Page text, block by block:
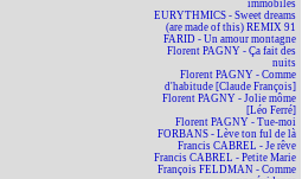
immobiles
EURYTHMICS - Sweet dreams
(are made of this) REMIX 91
FARID - Un amour montagne
Florent PAGNY - Ça fait des
nuits
Florent PAGNY - Comme
d'habitude [Claude François]
Florent PAGNY - Jolie môme
[Léo Ferré]
Florent PAGNY - Tue-moi
FORBANS - Lève ton ful de là
Francis CABREL - Je rêve
Francis CABREL - Petite Marie
François FELDMAN - Comme